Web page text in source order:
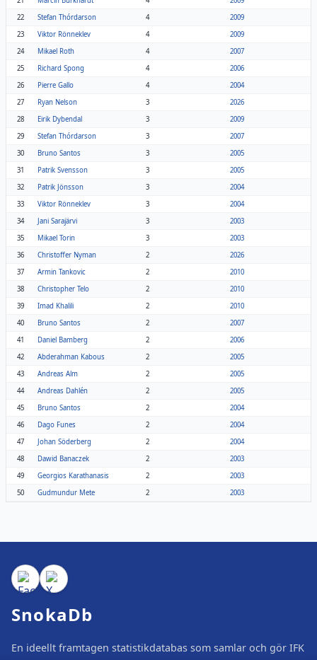
22
Stefan Thórdarson 4
2009
23
Viktor Rönneklev 4
2009
24
Mikael Roth 4
2007
25
Richard Spong 4
2006
26
Pierre Gallo 4
2004
27
Ryan Nelson 3
2026
28
Eirik Dybendal 3
2009
29
Stefan Thórdarson 3
2007
30
Bruno Santos 3
2005
31
Patrik Svensson 3
2005
32
Patrik Jönsson 3
2004
33
Viktor Rönneklev 3
2004
34
Jani Sarajärvi 3
2003
35
Mikael Torin 3
2003
36
Christoffer Nyman 2
2026
37
Armin Tankovic 2
2010
38
Christopher Telo 2
2010
39
Imad Khalili 2
2010
40
Bruno Santos 2
2007
41
Daniel Bamberg 2
2006
42
Abderahman Kabous 2
2005
43
Andreas Alm 2
2005
44
Andreas Dahlén 2
2005
45
Bruno Santos 2
2004
46
Dago Funes 2
2004
47
Johan Söderberg 2
2004
48
Dawid Banaczek 2
2003
49
Georgios Karathanasis 2
2003
50
Gudmundur Mete 2 2003
SnokaDb
En ideellt framtagen statistikdatabas som samlar och gör IFK